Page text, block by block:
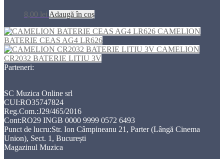
8,00 lei Adaugă în coș
CAMELION
BATERIE CEAS AG4 LR626
CAMELION
CR2032 BATERIE LITIU 3V
Parteneri:
SC Muzica Online srl
CUI:RO35747824
Reg.Com.:J29/465/2016
Cont:RO29 INGB 0000 9999 0572 6493
Punct de lucru:Str. Ion Câmpineanu 21, Parter (Lângă Cinema
Union), Sect. 1, București
Magazinul Muzica